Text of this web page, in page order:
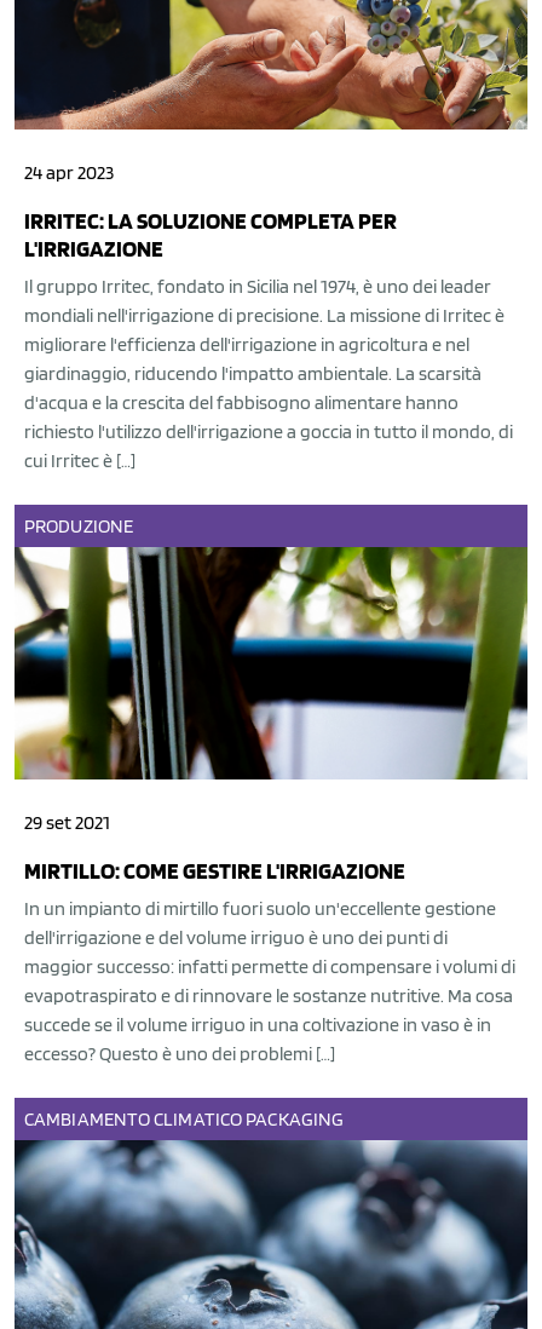
24 apr 2023
IRRITEC: LA SOLUZIONE COMPLETA PER
L'IRRIGAZIONE
Il gruppo Irritec, fondato in Sicilia nel 1974, è uno dei leader
mondiali nell'irrigazione di precisione. La missione di Irritec è
migliorare l'efficienza dell'irrigazione in agricoltura e nel
giardinaggio, riducendo l'impatto ambientale. La scarsità
d'acqua e la crescita del fabbisogno alimentare hanno
richiesto l'utilizzo dell'irrigazione a goccia in tutto il mondo, di
cui Irritec è […]
PRODUZIONE
29 set 2021
MIRTILLO: COME GESTIRE L'IRRIGAZIONE
In un impianto di mirtillo fuori suolo un'eccellente gestione
dell'irrigazione e del volume irriguo è uno dei punti di
maggior successo: infatti permette di compensare i volumi di
evapotraspirato e di rinnovare le sostanze nutritive. Ma cosa
succede se il volume irriguo in una coltivazione in vaso è in
eccesso? Questo è uno dei problemi […]
CAMBIAMENTO CLIMATICO PACKAGING